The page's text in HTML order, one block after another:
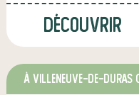
Découvrir
à Villeneuve-de-Duras